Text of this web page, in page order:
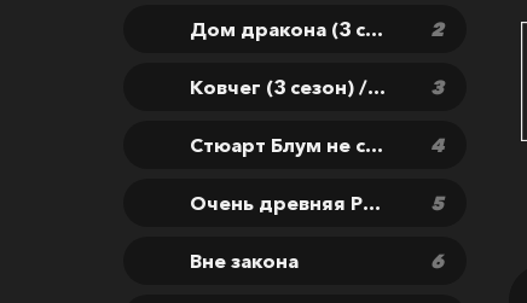
Дом дракона (3 сезон) / House of the Dragon
Ковчег (3 сезон) / The Ark
Стюарт Блум не смог спасти вселенную (1 сезон) / Stuart Fails to Save the Universe
Очень древняя Русь
Вне закона